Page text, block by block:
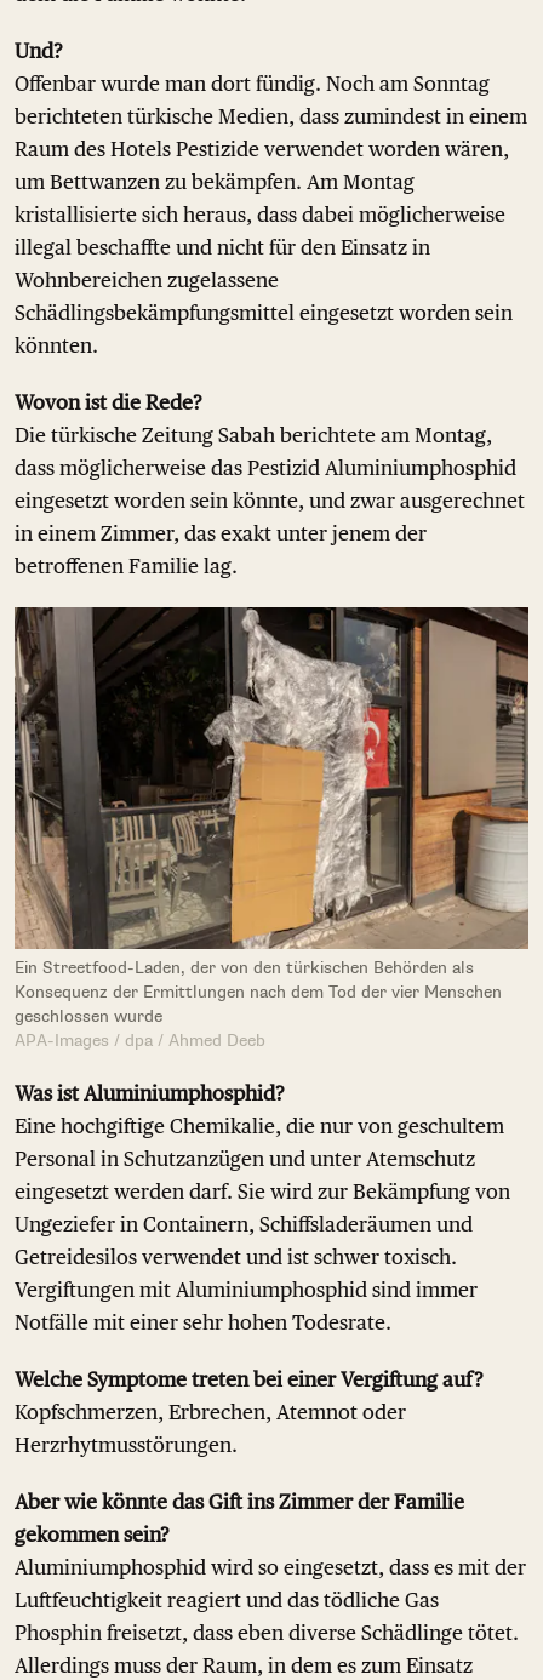
Und?
Offenbar wurde man dort fündig. Noch am Sonntag
berichteten türkische Medien, dass zumindest in einem
Raum des Hotels Pestizide verwendet worden wären,
um Bettwanzen zu bekämpfen. Am Montag
kristallisierte sich heraus, dass dabei möglicherweise
illegal beschaffte und nicht für den Einsatz in
Wohnbereichen zugelassene
Schädlingsbekämpfungsmittel eingesetzt worden sein
könnten.
Wovon ist die Rede?
Die türkische Zeitung Sabah berichtete am Montag,
dass möglicherweise das Pestizid Aluminiumphosphid
eingesetzt worden sein könnte, und zwar ausgerechnet
in einem Zimmer, das exakt unter jenem der
betroffenen Familie lag.
Ein Streetfood-Laden, der von den türkischen Behörden als
Konsequenz der Ermittlungen nach dem Tod der vier Menschen
geschlossen wurde
APA-Images / dpa / Ahmed Deeb
Was ist Aluminiumphosphid?
Eine hochgiftige Chemikalie, die nur von geschultem
Personal in Schutzanzügen und unter Atemschutz
eingesetzt werden darf. Sie wird zur Bekämpfung von
Ungeziefer in Containern, Schiffsladeräumen und
Getreidesilos verwendet und ist schwer toxisch.
Vergiftungen mit Aluminiumphosphid sind immer
Notfälle mit einer sehr hohen Todesrate.
Welche Symptome treten bei einer Vergiftung auf?
Kopfschmerzen, Erbrechen, Atemnot oder
Herzrhytmusstörungen.
Aber wie könnte das Gift ins Zimmer der Familie
gekommen sein?
Aluminiumphosphid wird so eingesetzt, dass es mit der
Luftfeuchtigkeit reagiert und das tödliche Gas
Phosphin freisetzt, dass eben diverse Schädlinge tötet.
Allerdings muss der Raum, in dem es zum Einsatz